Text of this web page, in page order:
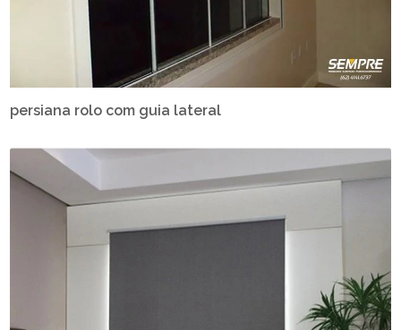
persiana rolo com guia lateral